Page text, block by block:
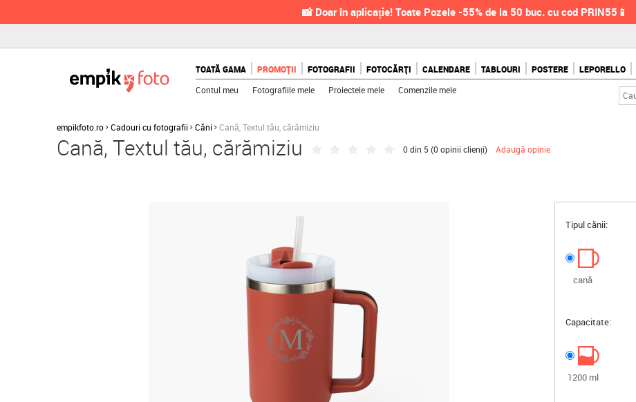
📸 Doar în aplicație! Toate Pozele -55% de la 50 buc. cu cod PRIN55📱
TOATĂ GAMA PROMOȚII FOTOGRAFII FOTOCĂRȚI CALENDARE TABLOURI POSTERE LEPORELLO
Contul meu Fotografiile mele Proiectele mele Comenzile mele
empikfoto.ro Cadouri cu fotografii Căni Cană, Textul tău, cărămiziu
Cană, Textul tău, cărămiziu 0 din 5 (0 opinii clienți) Adaugă opinie
Tipul cănii:
cană
Capacitate:
1200 ml